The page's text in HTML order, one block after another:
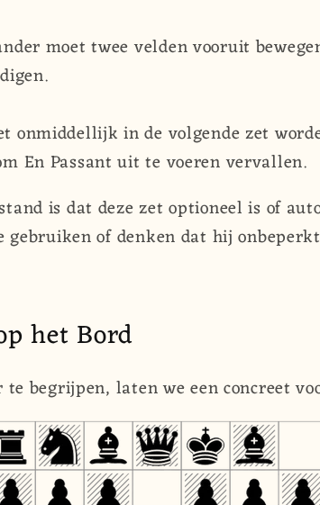
moet twee velden vooruit
onmiddellijk in de volgende zet
En Passant uit te voeren vervallen.
is dat deze zet optioneel is of
gebruiken of denken dat hij
het Bord
te begrijpen, laten we een concreet